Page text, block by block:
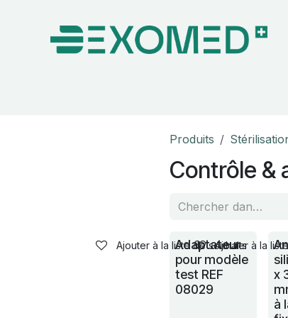
Produits
Contrôle &
Adaptateur
pour modèle
test REF
08029
Ajouter à la liste de souhaits
x
à
Ajouter à la